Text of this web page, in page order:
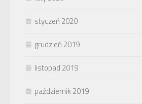
styczeń 2020
grudzień 2019
listopad 2019
październik 2019